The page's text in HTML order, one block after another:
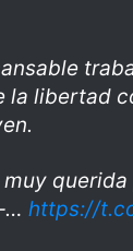
libertad
https://